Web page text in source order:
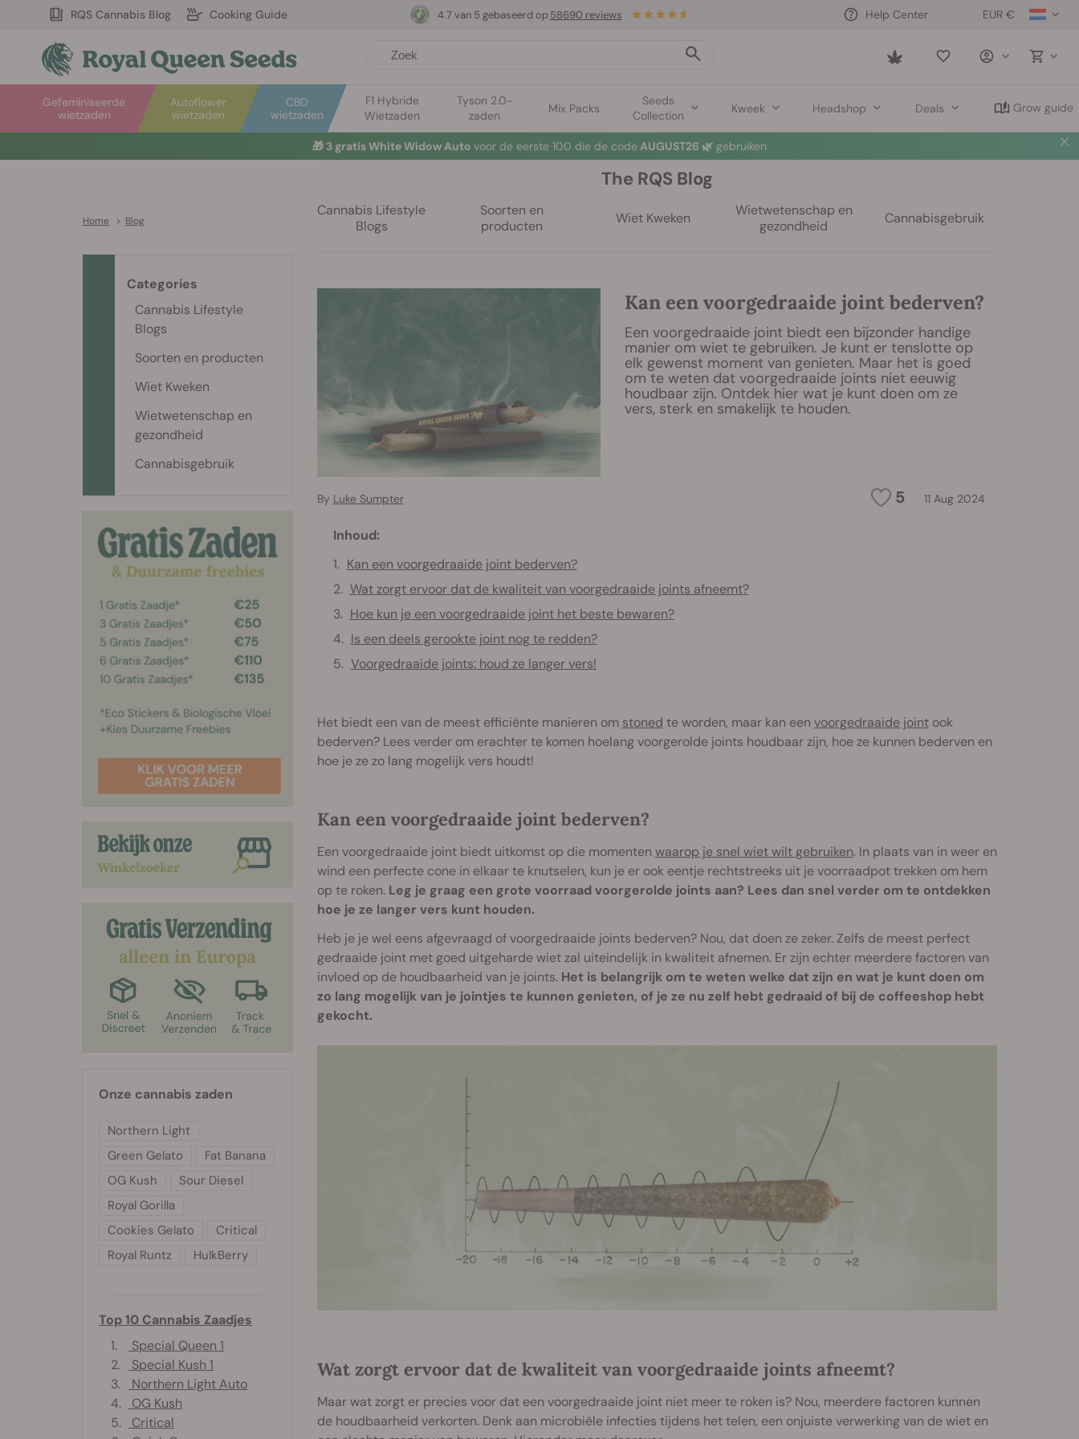
RQS Cannabis Blog Cooking Guide EUR €
Help Center
Saved
Autoflower
wietzaden
Gefeminiseerde
wietzaden
CBD
wietzaden
F1 Hybride
Wietzaden
Tyson 2.0-
zaden
Mix Packs
Seeds
Collection
Kweek Headshop Deals Grow guide
4.7 van 5 gebaseerd op 58690 reviews
☀️Summer Sales: tot wel 50% korting op geselecteerde producten! ⏤Koop nu 🛍️
Home > Blog
The RQS Blog
Cannabis Lifestyle
Blogs
Soorten en
producten
Wiet Kweken
Wietwetenschap en
gezondheid
Cannabisgebruik
Kan een voorgedraaide joint bederven?
Een voorgedraaide joint biedt een bijzonder handige
manier om wiet te gebruiken. Je kunt er tenslotte op
elk gewenst moment van genieten. Maar het is goed
om te weten dat voorgedraaide joints niet eeuwig
houdbaar zijn. Ontdek hier wat je kunt doen om ze
vers, sterk en smakelijk te houden.
5 11 Aug 2024
By Luke Sumpter
Inhoud:
Kan een voorgedraaide joint bederven?
Wat zorgt ervoor dat de kwaliteit van voorgedraaide joints afneemt?
Hoe kun je een voorgedraaide joint het beste bewaren?
Is een deels gerookte joint nog te redden?
Voorgedraaide joints: houd ze langer vers!
Het biedt een van de meest efficiënte manieren om stoned te worden, maar kan een voorgedraaide jointook
bederven? Lees verder om erachter te komen hoelang voorgerolde joints houdbaar zijn, hoe ze kunnen bederven en
hoe je ze zo lang mogelijk vers houdt!
Kan een voorgedraaide joint bederven?
Een voorgedraaide joint biedt uitkomst op die momenten waarop je snel wiet wilt gebruiken. In plaats van in weer en
wind een perfecte cone in elkaar te knutselen, kun je er ook eentje rechtstreeks uit je voorraadpot trekken om hem
op te roken. Leg je graag een grote voorraad voorgerolde joints aan? Lees dan snel verder om te ontdekken
hoe je ze langer vers kunt houden.
Heb je je wel eens afgevraagd of voorgedraaide joints bederven? Nou, dat doen ze zeker. Zelfs de meest perfect
gedraaide joint met goed uitgeharde wiet zal uiteindelijk in kwaliteit afnemen. Er zijn echter meerdere factoren van
invloed op de houdbaarheid van je joints. Het is belangrijk om te weten welke dat zijn en wat je kunt doen om
zo lang mogelijk van je jointjes te kunnen genieten, of je ze nu zelf hebt gedraaid of bij de coffeeshop hebt
gekocht.
Wat zorgt ervoor dat de kwaliteit van voorgedraaide joints afneemt?
Maar wat zorgt er precies voor dat een voorgedraaide joint niet meer te roken is? Nou, meerdere factoren kunnen
de houdbaarheid verkorten. Denk aan microbiële infecties tijdens het telen, een onjuiste verwerking van de wiet en
Categories
Cannabis Lifestyle
Blogs
Soorten en producten
Wiet Kweken
Wietwetenschap en
gezondheid
Cannabisgebruik
Onze cannabis zaden
Northern Light
Green Gelato
Fat Banana
OG Kush
Sour Diesel
Royal Gorilla
Cookies Gelato
Critical
Royal Runtz
HulkBerry
Top 10 Cannabis Zaadjes
1.
Special Queen 1
2.
Special Kush 1
3.
Northern Light Auto
4.
OG Kush
5.
Critical